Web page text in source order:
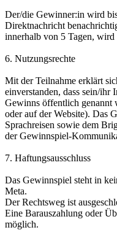
Der/die Gewinner:in wird
Direktnachricht
innerhalb von 5 Tagen, wird
6. Nutzungsrechte
Mit der Teilnahme erklärt
einverstanden, dass sein/ihr
Gewinns öffentlich genannt
oder auf der Website). Das
Sprachreisen sowie dem
der Gewinnspiel-
7. Haftungsausschluss
Das Gewinnspiel steht in
Meta.
Der Rechtsweg ist
Eine Barauszahlung oder
möglich.